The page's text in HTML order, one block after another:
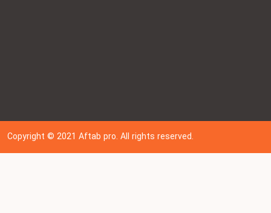
Copyright © 202 1Aftab pro. All rights reserved.